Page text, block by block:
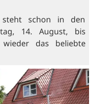
steht schon in den
14. August, bis
das beliebte